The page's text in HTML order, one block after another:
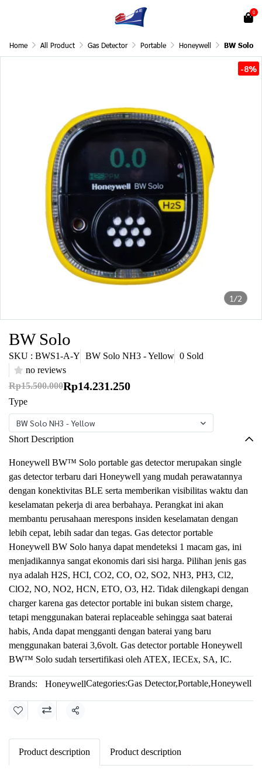
0
Home All Product Gas Detector Portable Honeywell BW Solo
1/2
-8%
BW Solo
SKU : BWS1-A-Y BW Solo NH3 - Yellow 0 Sold
no reviews
Rp15.500.000Rp14.231.250
Type
BW Solo NH3 - Yellow
Short Description
Honeywell BW™ Solo portable gas detector merupakan single
gas detector terbaru dari Honeywell yang mudah perawatannya
dengan konektivitas BLE serta memberikan visibilitas waktu dan
keselamatan pekerja di area berbahaya. Perangkat ini akan
membantu perusahaan merespons insiden keselamatan dengan
lebih cepat, lebih sadar dan tegas. Gas detector portable
Honeywell BW Solo hanya dapat mendeteksi 1 macam gas, ini
menjadikannya sangat ekonomis dari sisi harga. Pilihan jenis gas
nya adalah H2S, HCI, CO2, CO, O2, SO2, NH3, PH3, Cl2,
ClO2, NO, NO2, HCN, ETO, O3, H2. Tidak dilengkapi dengan
charger karena gas detector portable ini bukan sistem charge,
tetapi menggunakan baterai replaceable sehingga saat baterai
habis, Anda dapat mengganti dengan baterai yang baru
menggunakan baterai 3,6volt. Gas detector portable Honeywell
BW™ Solo sudah tersertifikasi oleh ATEX, IECEx, SA, IC.
Brands: HoneywellCategories:Gas Detector,Portable,Honeywell
Share
Product description Product description